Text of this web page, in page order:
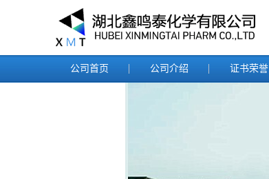
公司首页 公司介绍 证书荣誉